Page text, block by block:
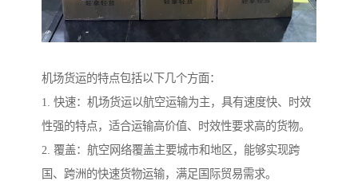
机场货运的特点包括以下几个方面：
1. 快速：机场货运以航空运输为主，具有速度快、时效
性强的特点，适合运输高价值、时效性要求高的货物。
2. 覆盖：航空网络覆盖主要城市和地区，能够实现跨
国、跨洲的快速货物运输，满足国际贸易需求。